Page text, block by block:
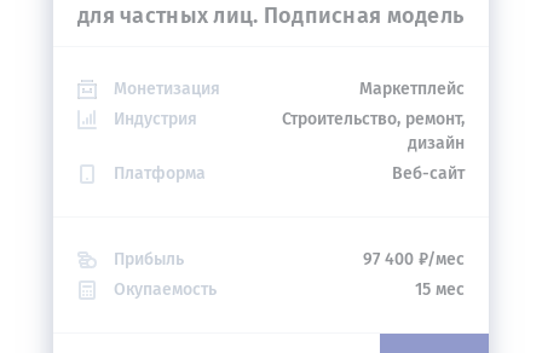
для частных лиц. Подписная модель
Монетизация
Маркетплейс
Индустрия
Строительство, ремонт,
дизайн
Платформа
Веб-сайт
Прибыль
97 400 ₽/мес
Окупаемость
15 мес